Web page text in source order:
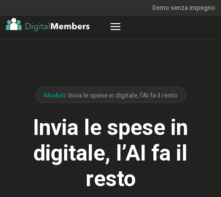
Demo senza impegno
Moduli/Invia le spese in digitale, l’AI fa il resto
Invia le spese in
digitale, l’AI fa il
resto